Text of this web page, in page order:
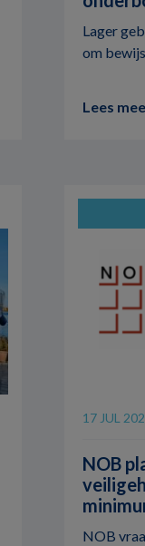
Lager
om
Lees
17 JUL
NOB
NOB